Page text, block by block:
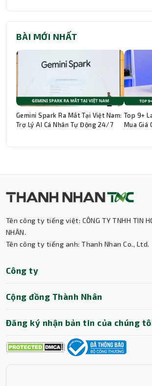
BÀI MỚI NHẤT
Gemini Spark Ra Mắt Tại Việt Nam:
Trợ Lý AI Cá Nhân Tự Động 24/7
Top 9+
Mua Giá
Tên công ty tiếng việt: CÔNG TY TNHH TIN
NHÂN.
Tên công ty tiếng anh: Thanh Nhan Co., Ltd.
Công ty
Cộng đồng Thành Nhân
Đăng ký nhận bản tin của chúng
Trợ lý AI • Phản hồi tức thì